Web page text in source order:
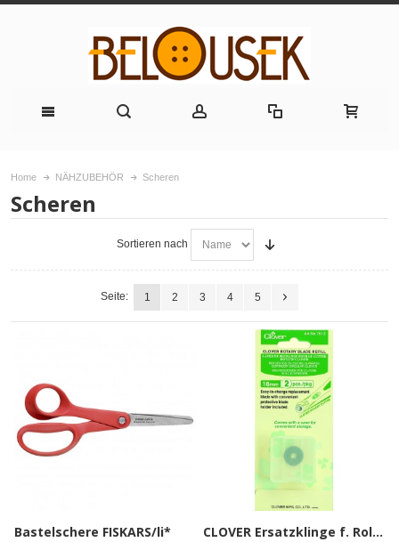
Home NÄHZUBEHÖR Scheren
Scheren
Sortieren nach
Seite: 1 2 3 4 5
Bastelschere FISKARS/li* CLOVER Ersatzklinge f. Rollschneider 18mm 2Stk.